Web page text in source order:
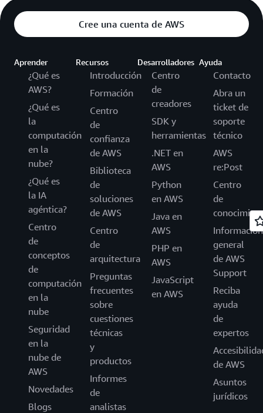
Cree una cuenta de AWS
Aprender
¿Qué es
AWS?
¿Qué es
la
computación
en la
nube?
¿Qué es
la IA
agéntica?
Centro
de
conceptos
de
computación
en la
nube
Seguridad
en la
nube de
AWS
Novedades
Blogs
Recursos
Introducción
Formación
Centro
de
confianza
de AWS
Biblioteca
de
soluciones
de AWS
Centro
de
arquitectura
Preguntas
frecuentes
sobre
cuestiones
técnicas
y
productos
Informes
de
analistas
Desarrolladores
Centro
de
creadores
SDK y
herramientas
.NET en
AWS
Python
en AWS
Java en
AWS
PHP en
AWS
JavaScript
en AWS
Ayuda
Contacto
Abra un
ticket de
soporte
técnico
AWS
re:Post
Centro
de
Información
general
de AWS
Support
Reciba
ayuda
de
expertos
de AWS
Asuntos
jurídicos